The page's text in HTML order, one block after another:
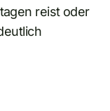
reist oder